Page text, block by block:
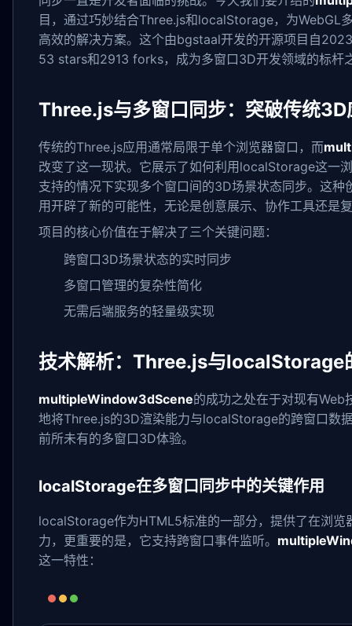
目，通过巧妙结合Three.js和localStorage，为WebGL
高效的解决方案。这个由bgstaal开发的开源项目自
53 stars和2913 forks，成为多窗口3D开发领域的标杆
Three.js与多窗口同步：突破传统3D
传统的Three.js应用通常局限于单个浏览器窗口，而
改变了这一现状。它展示了如何利用localStorage这一
支持的情况下实现多个窗口间的3D场景状态同步。这种
用开辟了新的可能性，无论是创意展示、协作工具还是
项目的核心价值在于解决了三个关键问题：
跨窗口3D场景状态的实时同步
多窗口管理的复杂性简化
无需后端服务的轻量级实现
技术解析：Three.js与localStorage
multipleWindow3dScene的成功之处在于对现有Web
地将Three.js的3D渲染能力与localStorage的跨窗口数
前所未有的多窗口3D体验。
localStorage在多窗口同步中的关键作用
localStorage作为HTML5标准的一部分，提供了在浏览
力，更重要的是，它支持跨窗口事件监听。
这一特性：